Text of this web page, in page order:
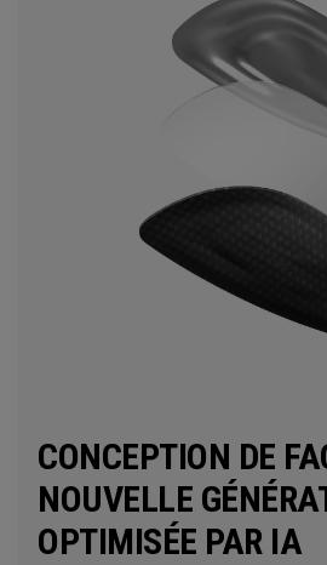
CONCEPTION DE
NOUVELLE
OPTIMISÉE PAR IA